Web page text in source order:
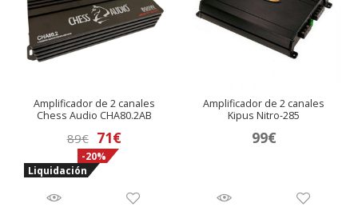
Amplificador de 2 canales
Chess Audio CHA80.2AB
89€ El
precio
71€El
es:
-20%
Liquidación
Amplificador de 2 canales
Kipus Nitro-285
99€